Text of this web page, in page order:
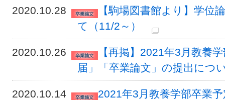
2020.10.28
【駒場図書館より】学位
て（11/2～）
2020.10.26
【再掲】2021年3月教養
届」「卒業論文」の提出につ
2020.10.14
2021年3月教養学部卒業